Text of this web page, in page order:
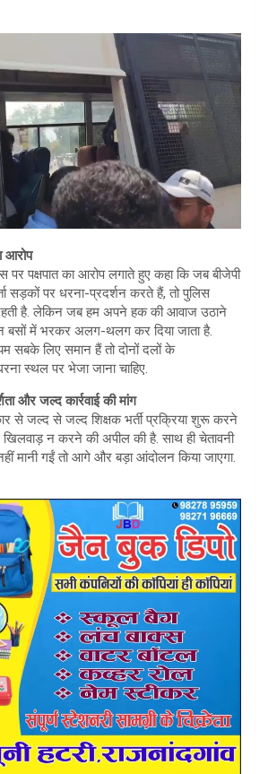
आरोप
पर पक्षपात का आरोप लगाते हुए कहा कि जब बीजेपी
सड़कों पर धरना-प्रदर्शन करते हैं, तो पुलिस
है. लेकिन जब हम अपने हक की आवाज उठाने
बसों में भरकर अलग-थलग कर दिया जाता है.
सबके लिए समान हैं तो दोनों दलों के
स्थल पर भेजा जाना चाहिए.
और जल्द कार्रवाई की मांग
से जल्द से जल्द शिक्षक भर्ती प्रक्रिया शुरू करने
न करने की अपील की है. साथ ही चेतावनी
मानी गईं तो आगे और बड़ा आंदोलन किया जाएगा.